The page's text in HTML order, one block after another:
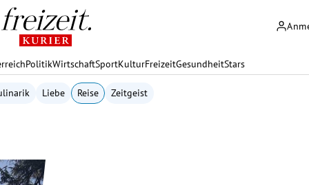
PolitikWirtschaftSportKulturFreizeitGesundheitStars
Liebe Reise Zeitgeist